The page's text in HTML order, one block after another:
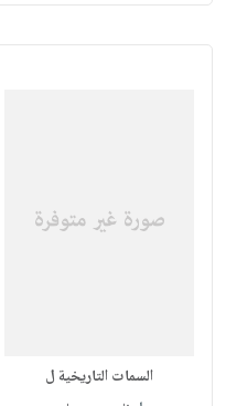
السمات التاريخية ل